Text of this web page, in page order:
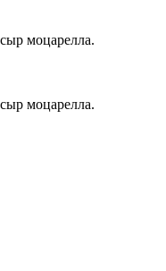
моцарелла.
моцарелла.